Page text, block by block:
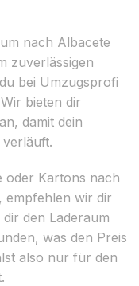
nach Albacete
zuverlässigen
bei Umzugsprofi
bieten dir
damit dein
oder Kartons nach
empfehlen wir dir
den Laderaum
was den Preis
also nur für den